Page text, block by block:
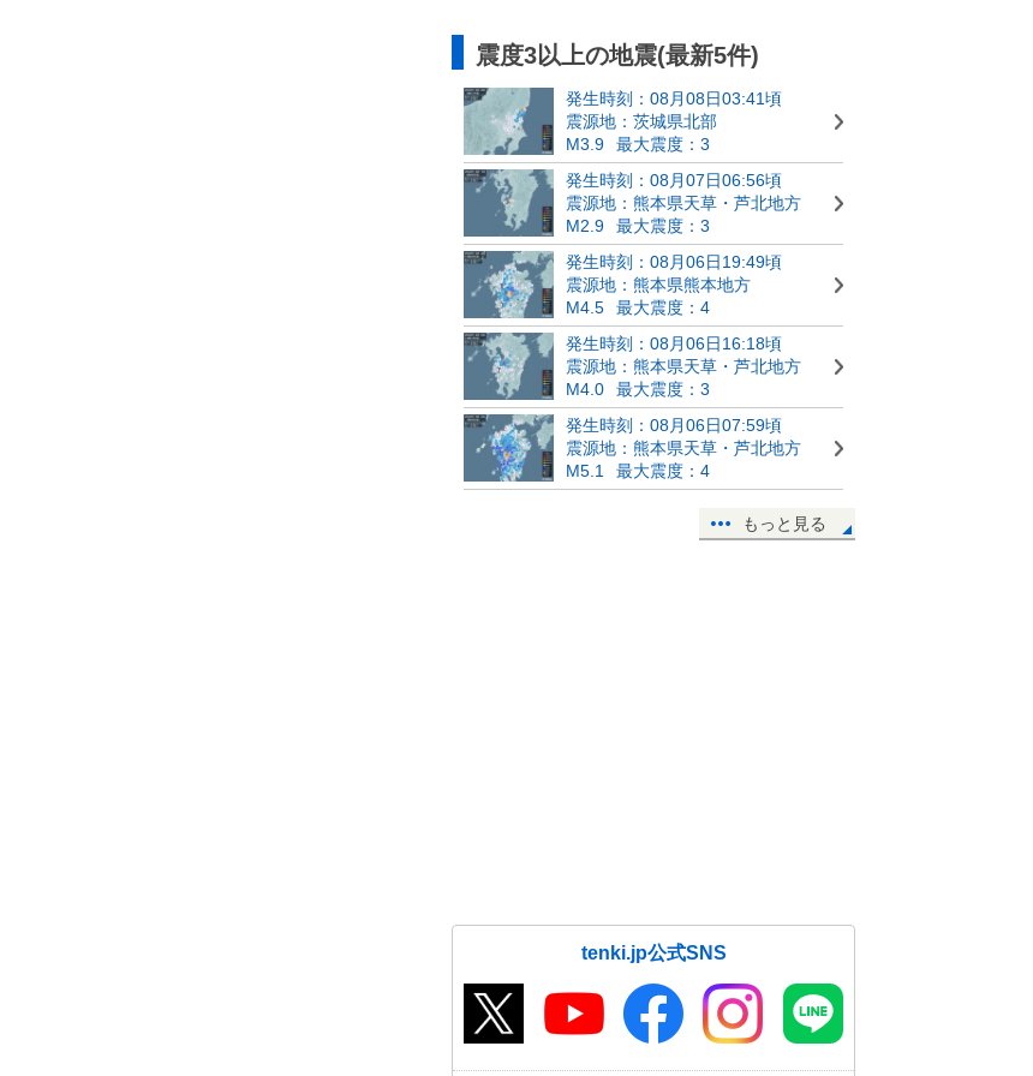
震度3以上の地震(最新5件)
発生時刻：08月08日03:41頃
震源地：茨城県北部
M3.9
最大震度：3
発生時刻：08月07日06:56頃
震源地：熊本県天草・芦北地方
M2.9
最大震度：3
発生時刻：08月06日19:49頃
震源地：熊本県熊本地方
M4.5
最大震度：4
発生時刻：08月06日16:18頃
震源地：熊本県天草・芦北地方
M4.0
最大震度：3
発生時刻：08月06日07:59頃
震源地：熊本県天草・芦北地方
M5.1
最大震度：4
もっと見る
tenki.jp公式SNS